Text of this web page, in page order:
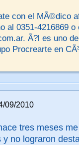
con el MÃ©dico
al 0351-4216869 o
Ã?l es uno
Procrearte en
09/2010
tres meses
no lograron